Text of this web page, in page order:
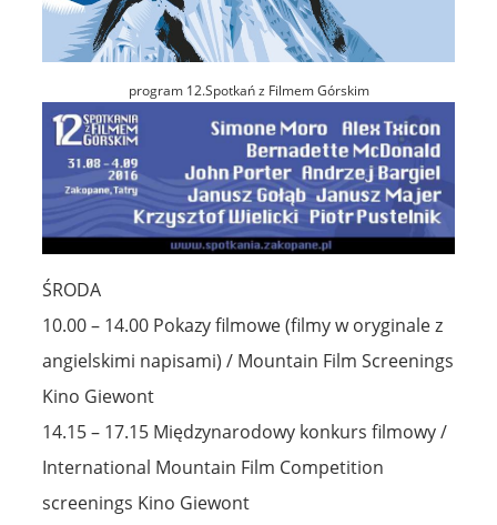
program 12.Spotkań z Filmem Górskim
ŚRODA
10.00 – 14.00 Pokazy filmowe (filmy w oryginale z
angielskimi napisami) / Mountain Film Screenings
Kino Giewont
14.15 – 17.15 Międzynarodowy konkurs filmowy /
International Mountain Film Competition
screenings Kino Giewont